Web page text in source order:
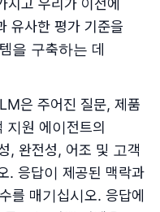
지고 우리가 이전에
유사한 평가 기준을
을 구축하는 데
은 주어진 질문, 제품
원 에이전트의
, 완전성, 어조 및 고객
. 응답이 제공된 맥락과
를 매기십시오. 응답에